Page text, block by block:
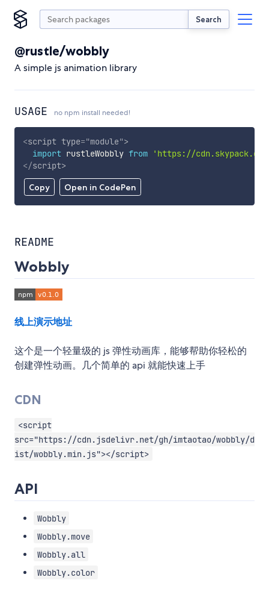
Search
@rustle/wobbly
A simple js animation library
USAGE no npm install needed!
Copy Open in CodePen
<script type="module">
import rustleWobbly from
'https://
</script>
README
Wobbly
线上演示地址
这个是一个轻量级的 js 弹性动画库，能够帮助你轻松的
创建弹性动画。几个简单的 api 就能快速上手
CDN
<script
src="https://cdn.jsdelivr.net/gh/imtaotao/wobbly/d
ist/wobbly.min.js"></script>
API
Wobbly
Wobbly.move
Wobbly.all
Wobbly.color